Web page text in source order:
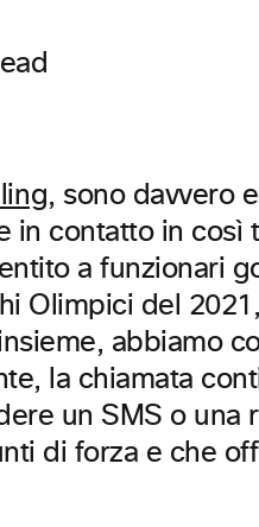
, sono davvero
in contatto in
a funzionari
Olimpici del
abbiamo
la chiamata
un SMS o
di forza e che